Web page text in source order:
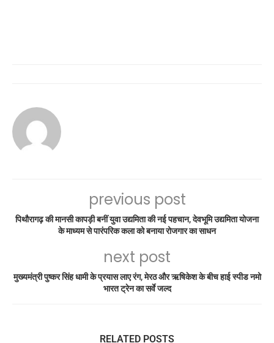
previous post
पिथौरागढ़ की मानसी कापड़ी बनीं युवा उद्यमिता की नई पहचान, देवभूमि उद्यमिता योजना
के माध्यम से पारंपरिक कला को बनाया रोजगार का साधन
next post
मुख्यमंत्री पुष्कर सिंह धामी के प्रयास लाए रंग, मेरठ और ऋषिकेश के बीच हाई स्पीड नमो
भारत ट्रेन का सर्वे जल्द
RELATED POSTS